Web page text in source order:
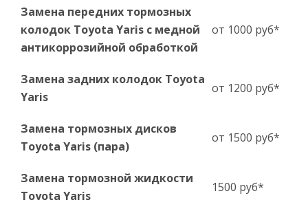
Замена передних тормозных
колодок Toyota Yaris с медной
антикоррозийной обработкой
от 1000 руб*
Замена задних колодок Toyota
Yaris
от 1200 руб*
Замена тормозных дисков
Toyota Yaris (пара)
от 1500 руб*
Замена тормозной жидкости
Toyota Yaris
1500 руб*